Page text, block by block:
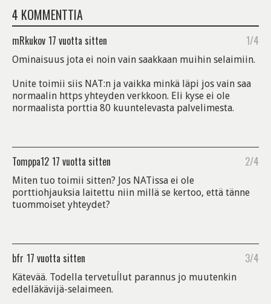
4 KOMMENTTIA
mRkukov 17 vuotta sitten 1/4
Ominaisuus jota ei noin vain saakkaan muihin selaimiin.
Unite toimii siis NAT:n ja vaikka minkä läpi jos vain saa
normaalin https yhteyden verkkoon. Eli kyse ei ole
normaalista porttia 80 kuuntelevasta palvelimesta.
Tomppa12 17 vuotta sitten 2/4
Miten tuo toimii sitten? Jos NATissa ei ole
porttiohjauksia laitettu niin millä se kertoo, että tänne
tuommoiset yhteydet?
bfr 17 vuotta sitten 3/4
Kätevää. Todella tervetuĺlut parannus jo muutenkin
edelläkävijä-selaimeen.